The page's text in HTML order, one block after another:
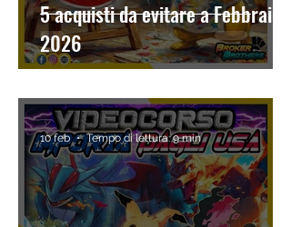
5 acquisti da evitare a Febbraio
2026
10 feb Tempo di lettura: 9 min